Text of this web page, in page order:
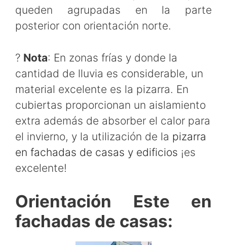
queden agrupadas en la parte
posterior con orientación norte.
? Nota: En zonas frías y donde la
cantidad de lluvia es considerable, un
material excelente es la pizarra. En
cubiertas proporcionan un aislamiento
extra además de absorber el calor para
el invierno, y la utilización de la pizarra
en fachadas de casas y edificios ¡es
excelente!
Orientación Este en
fachadas de casas: